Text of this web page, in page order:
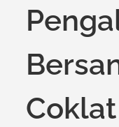
Coklat